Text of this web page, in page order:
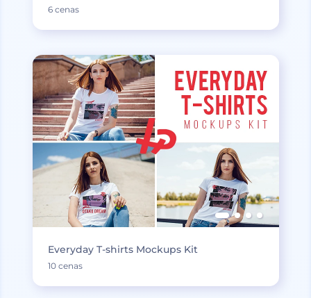
6 cenas
Everyday T-shirts Mockups Kit
10 cenas